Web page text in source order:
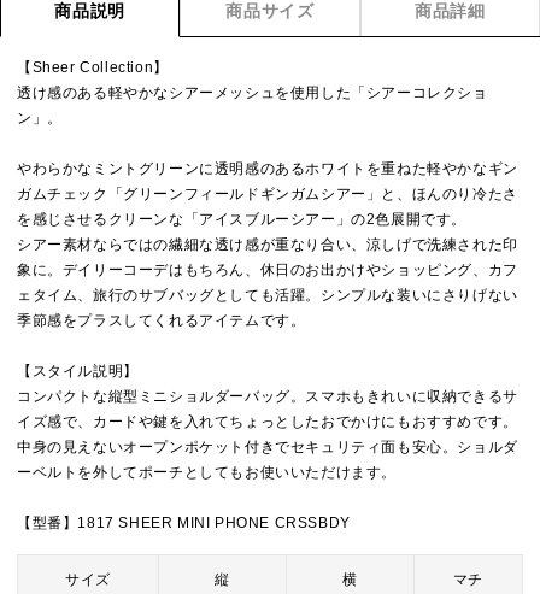
商品説明 商品サイズ 商品詳細
【Sheer Collection】
透け感のある軽やかなシアーメッシュを使用した「シアーコレクショ
ン」。
やわらかなミントグリーンに透明感のあるホワイトを重ねた軽やかなギン
ガムチェック「グリーンフィールドギンガムシアー」と、ほんのり冷たさ
を感じさせるクリーンな「アイスブルーシアー」の2色展開です。
シアー素材ならではの繊細な透け感が重なり合い、涼しげで洗練された印
象に。デイリーコーデはもちろん、休日のお出かけやショッピング、カフ
ェタイム、旅行のサブバッグとしても活躍。シンプルな装いにさりげない
季節感をプラスしてくれるアイテムです。
【スタイル説明】
コンパクトな縦型ミニショルダーバッグ。スマホもきれいに収納できるサ
イズ感で、カードや鍵を入れてちょっとしたおでかけにもおすすめです。
中身の見えないオープンポケット付きでセキュリティ面も安心。ショルダ
ーベルトを外してポーチとしてもお使いいただけます。
【型番】1817 SHEER MINI PHONE CRSSBDY
サイズ 縦 横 マチ